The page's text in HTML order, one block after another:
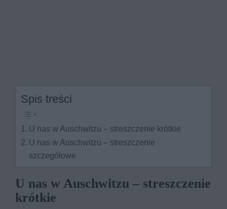
Spis treści
U nas w Auschwitzu – streszczenie krótkie
U nas w Auschwitzu – streszczenie
szczegółowe
U nas w Auschwitzu – streszczenie
krótkie